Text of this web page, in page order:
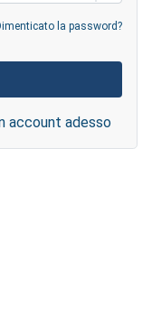
la password?
account adesso